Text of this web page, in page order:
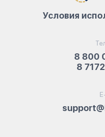
8 800
8
Условия